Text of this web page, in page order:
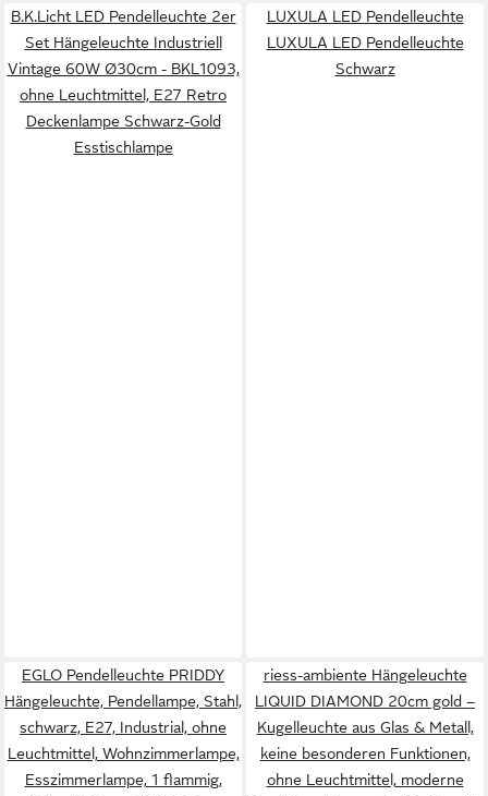
B.K.Licht LED Pendelleuchte 2er
Set Hängeleuchte Industriell
Vintage 60W Ø30cm - BKL1093,
ohne Leuchtmittel, E27 Retro
Deckenlampe Schwarz-Gold
Esstischlampe
LUXULA LED Pendelleuchte
LUXULA LED Pendelleuchte
Schwarz
EGLO Pendelleuchte PRIDDY
Hängeleuchte, Pendellampe, Stahl,
schwarz, E27, Industrial, ohne
Leuchtmittel, Wohnzimmerlampe,
Esszimmerlampe, 1 flammig,
riess-ambiente Hängeleuchte
LIQUID DIAMOND 20cm gold –
Kugelleuchte aus Glas & Metall,
keine besonderen Funktionen,
ohne Leuchtmittel, moderne